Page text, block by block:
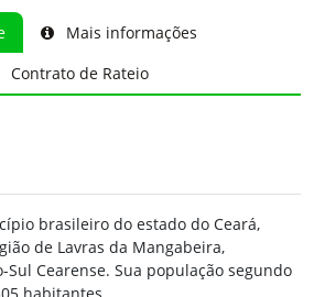
Mais informações
Contrato de Rateio
brasileiro do estado do Ceará,
de Lavras da Mangabeira,
Sul Cearense. Sua população segundo